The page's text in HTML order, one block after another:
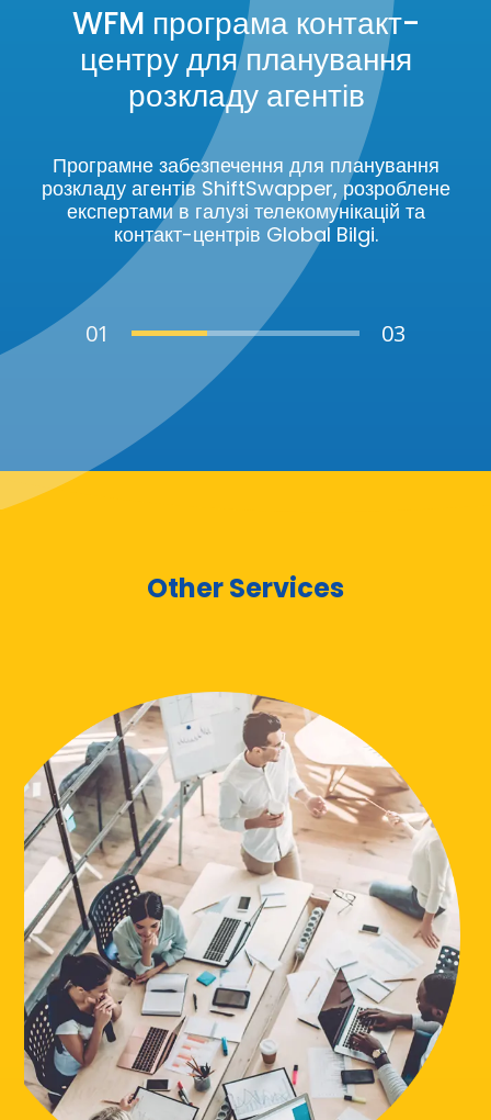
WFM програма контакт-
центру для планування
розкладу агентів
Програмне забезпечення для планування
розкладу агентів ShiftSwapper, розроблене
експертами в галузі телекомунікацій та
контакт-центрів Global Bilgi.
Other Services